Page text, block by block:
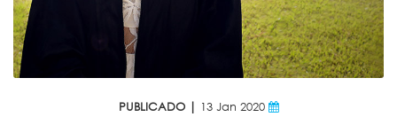
PUBLICADO | 13 Jan 2020